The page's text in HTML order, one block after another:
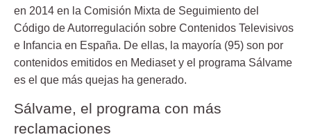
en 2014 en la Comisión Mixta de Seguimiento del
Código de Autorregulación sobre Contenidos Televisivos
e Infancia en España. De ellas, la mayoría (95) son por
contenidos emitidos en Mediaset y el programa Sálvame
es el que más quejas ha generado.
Sálvame, el programa con más
reclamaciones